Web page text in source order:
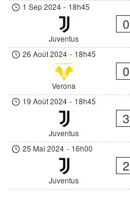
1 Sep 2024 - 18h45
Juventus
0
26 Août 2024 - 18h45
Verona
0
19 Août 2024 - 18h45
Juventus
3
25 Mai 2024 - 16h00
Juventus
2